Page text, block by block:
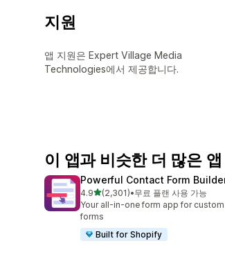
지원
앱 지원은 Expert Village Media
Technologies에서 제공합니다.
이 앱과 비슷한 더 많은 앱
Powerful Contact Form
4.9별 5개 중
(2,301)
총 리뷰 2301개
•무료 플랜 사용 가능
Your all-in-one form app for
forms
Built for Shopify